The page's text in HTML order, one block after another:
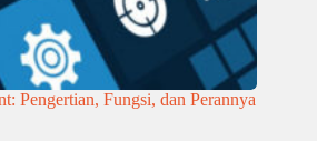
Pengertian, Fungsi, dan Perannya